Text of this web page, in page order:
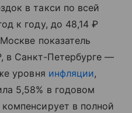
в такси по всей
к году, до 48,14 ₽
показатель
в Санкт-Петербурге —
уровня инфляции,
5,58% в годовом
в полной